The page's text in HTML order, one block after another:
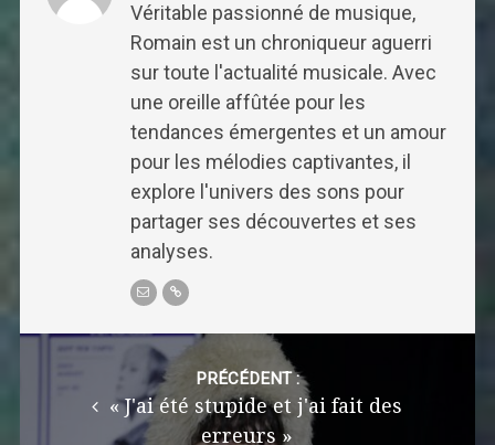
Véritable passionné de musique,
Romain est un chroniqueur aguerri
sur toute l'actualité musicale. Avec
une oreille affûtée pour les
tendances émergentes et un amour
pour les mélodies captivantes, il
explore l'univers des sons pour
partager ses découvertes et ses
analyses.
Post
PRÉCÉDENT :
« J'ai été stupide et j'ai fait des
erreurs »